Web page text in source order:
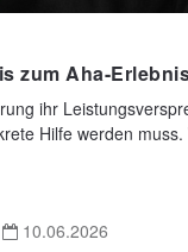
zum Aha-
ihr
Hilfe werden
10.06.2026